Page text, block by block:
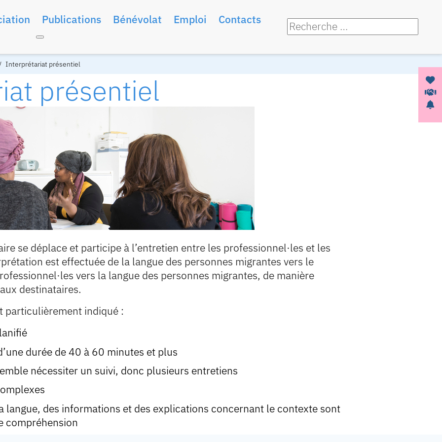
Publications Bénévolat Emploi Contacts
Interprétariat présentiel
présentiel
se déplace et participe à l’entretien entre les professionnel·les et les
est effectuée de la langue des personnes migrantes vers le
vers la langue des personnes migrantes, de manière
destinataires.
particulièrement indiqué :
durée de 40 à 60 minutes et plus
nécessiter un suivi, donc plusieurs entretiens
langue, des informations et des explications concernant le contexte sont
compréhension